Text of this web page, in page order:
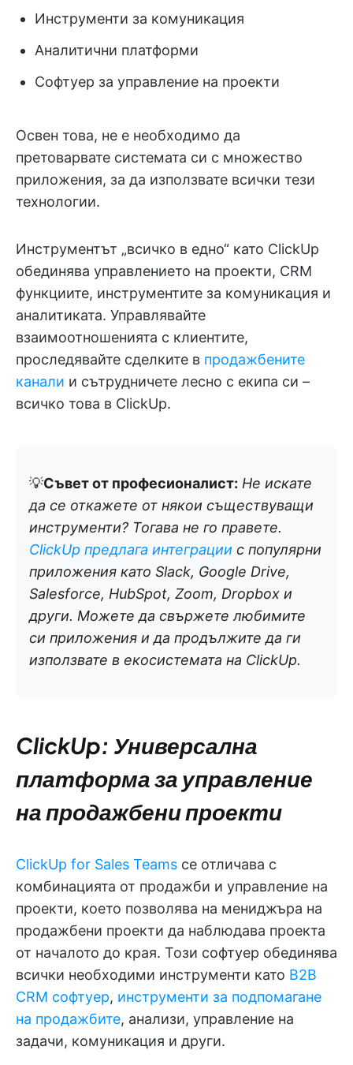
Инструменти за комуникация
Аналитични платформи
Софтуер за управление на проекти
Освен това, не е необходимо да
претоварвате системата си с множество
приложения, за да използвате всички тези
технологии.
Инструментът „всичко в едно“ като ClickUp
обединява управлението на проекти, CRM
функциите, инструментите за комуникация и
аналитиката. Управлявайте
взаимоотношенията с клиентите,
проследявайте сделките в продажбените
канали и сътрудничете лесно с екипа си –
всичко това в ClickUp.
💡Съвет от професионалист: Не искате
да се откажете от някои съществуващи
инструменти? Тогава не го правете.
ClickUp предлага интеграции с популярни
приложения като Slack, Google Drive,
Salesforce, HubSpot, Zoom, Dropbox и
други. Можете да свържете любимите
си приложения и да продължите да ги
използвате в екосистемата на ClickUp.
ClickUp: Универсална
платформа за управление
на продажбени проекти
ClickUp for Sales Teams се отличава с
комбинацията от продажби и управление на
проекти, което позволява на мениджъра на
продажбени проекти да наблюдава проекта
от началото до края. Този софтуер обединява
всички необходими инструменти като B2B
CRM софтуер, инструменти за подпомагане
на продажбите, анализи, управление на
задачи, комуникация и други.